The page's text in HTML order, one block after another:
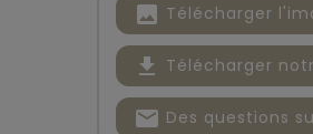
image Télécharger
file_download Télécharger
mail Des questions